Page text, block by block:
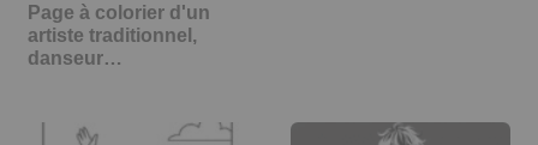
Page à colorier d'un
artiste traditionnel,
danseur…